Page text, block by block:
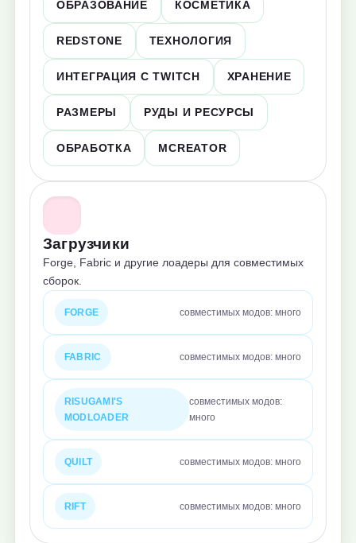
ОБРАЗОВАНИЕ КОСМЕТИКА
REDSTONE ТЕХНОЛОГИЯ
ИНТЕГРАЦИЯ С TWITCH ХРАНЕНИЕ
РАЗМЕРЫ РУДЫ И РЕСУРСЫ
ОБРАБОТКА MCREATOR
Загрузчики
Forge, Fabric и другие лоадеры для совместимых
сборок.
FORGE совместимых модов: много
FABRIC совместимых модов: много
RISUGAMI'S
MODLOADER
совместимых модов:
много
QUILT совместимых модов: много
RIFT совместимых модов: много